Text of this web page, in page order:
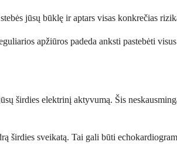
jūsų būklę ir aptars visas konkrečias
apžiūros padeda anksti pastebėti
širdies elektrinį aktyvumą. Šis
širdies sveikatą. Tai gali būti